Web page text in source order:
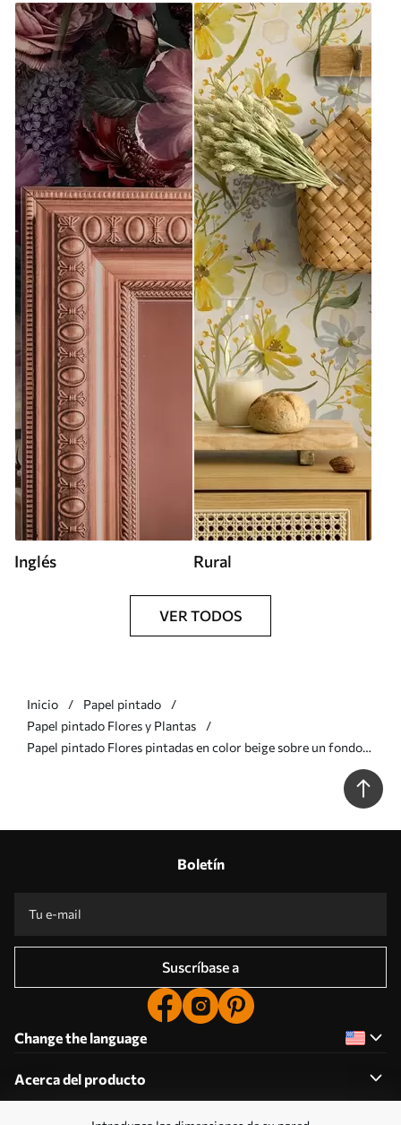
Inglés Rural
VER TODOS
Inicio
Papel pintado
Papel pintado Flores y Plantas
Papel pintado Flores pintadas en color beige sobre un fondo
Boletín
Suscríbase a
Change the language
Acerca del producto